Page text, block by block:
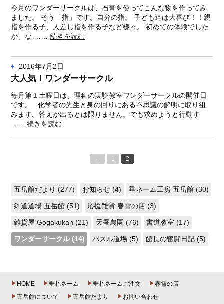
今月のワンダーサークルは、石膏を使ってこんな物を作ってみ
ました。 そう「指」です。自分の指。 子ども達は大喜び！！親
指を作る子、人差し指を作る子など様々。 初めての体験でした
が、な ……続きを読む
2016年7月2日
大人気！ワンダーサークル
毎月第１土曜日は、理科の実験教室ワンダーサークルの開催日
です。 化学者の先生と身の回りにある不思議の解明に取り組
みます。答えが出るとは限りません。でも求めようと行動す
……続きを読む
← 1 2
五岳館だより (277) お知らせ (4) 垂ネーム工房 五岳館 (30)
剣道道場 五岳館 (51) 応援雑貨 春雪の店 (3)
雑貨屋 Gogakukan (21) 天蚕農園 (76) 書道教室 (17)
ワンダーサークル (14) パズル道場 (5) 館長の奮闘日記 (5)
HOME 垂れネーム 垂れネームご注文
春雪の店
五岳館について
五岳館だより お問い合わせ